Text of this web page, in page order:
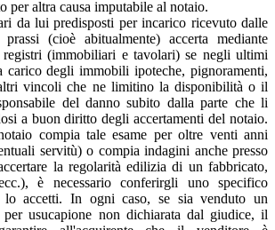
per altra causa imputabile al notaio.
da lui predisposti per incarico ricevuto dalle
(cioè abitualmente) accerta mediante
(immobiliari e tavolari) se negli ultimi
degli immobili ipoteche, pignoramenti,
vincoli che ne limitino la disponibilità o il
del danno subito dalla parte che li
a buon diritto degli accertamenti del notaio.
compia tale esame per oltre venti anni
servitù) o compia indagini anche presso
la regolarità edilizia di un fabbricato,
è necessario conferirgli uno specifico
accetti. In ogni caso, se sia venduto un
per usucapione non dichiarata dal giudice, il